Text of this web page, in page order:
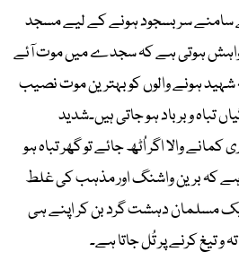
سامنے سربسجود ہونے کے لیے مسجد
ہوتی ہے کہ سجدے میں موت آئے
ہونے والوں کو بہترین موت نصیب
تباہ و برباد ہو جاتی ہیں۔شدید
والا اگر اُٹھ جائے تو گھر تباہ ہو
ہے کہ برین واشنگ اور مذہب کی غلط
مسلمان دہشت گرد بن کر اپنے ہی
و تیغ کرنے پر تُل جاتا ہے۔